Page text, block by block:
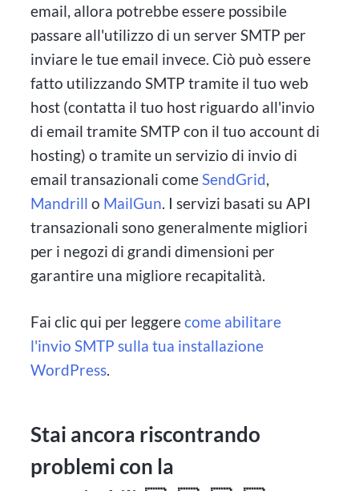
email, allora potrebbe essere possibile
passare all'utilizzo di un server SMTP per
inviare le tue email invece. Ciò può essere
fatto utilizzando SMTP tramite il tuo web
host (contatta il tuo host riguardo all'invio
di email tramite SMTP con il tuo account di
hosting) o tramite un servizio di invio di
email transazionali come SendGrid
Mandrill o MailGun . I servizi basati su API
transazionali sono generalmente migliori
per i negozi di grandi dimensioni per
garantire una migliore recapitalità.
Fai clic qui per leggerecome abilitare
l'invio SMTP sulla tua installazione
WordPress.
Stai ancora riscontrando
problemi con la